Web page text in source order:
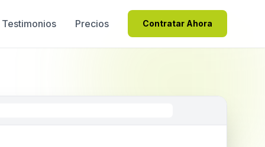
Testimonios Precios Contratar Ahora